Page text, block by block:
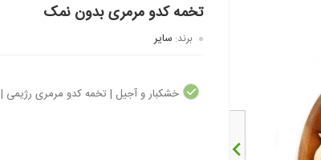
تخمه کدو مرمری بدون نمک
برند: سایر
خشکبار و آجیل | تخمه کدو مرمری رژیمی | 100 گرم